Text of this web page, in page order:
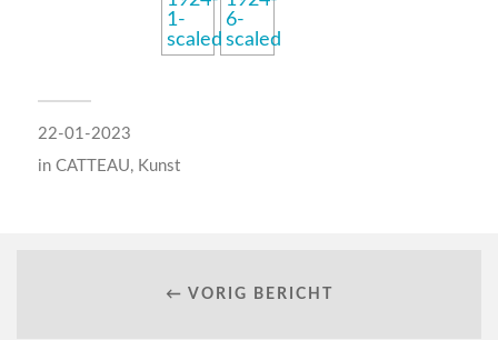
22-01-2023
in CATTEAU, Kunst
← VORIG BERICHT